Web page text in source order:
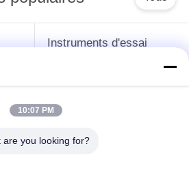
Instruments d'essai
graisse
d'huile de
10:07 PM
are you looking for?